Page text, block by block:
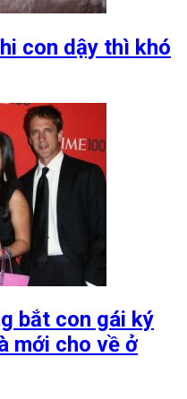
con dậy thì khó
bắt con gái ký
mới cho về ở